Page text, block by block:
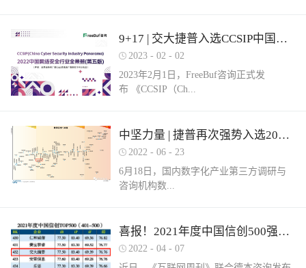
正复为奇：网络安全服务市场洞察报告》
（以下简称《报告》）。嘶吼安全产业研
六部分，即安全运营、安全集成、安全实
战、安全培训、安全咨询和安全保险。其
市场对捷普安全服务实力的高度认可。根
据嘶吼安全产业研究院自主调研的解决网
络安全集成需求数据显示：只有17%的参
与调研的企业可以提供此类需求的服务。
捷普安全集成服务不仅拥有多个省级信创
络安全需求。同时，捷普具备从业多年的
信息安全专业人才，具备专业的安全技术
服务团队，拥有CISSP、CCIE等资质，对
9+17 | 交大捷普入选CCSIP中国网络安全行业全景册（第五版）多项细分领域！
2023 - 02 - 02
2023年2月1日，FreeBuf咨询正式发
布 《CCSIP（Ch...
ina Cyber Security Panorama）2022 中国网
络安全行业全景册（第五版）》。捷普此
“主机防病毒”、“上网行为管理”、“抗
DDOS”、“SD-WAN”、“云WAF”、“网页防
全”、“NTA/NDR”、“SOC”、“SIEM”、“风
险及脆弱性管理”、“工业防火墙”和“工业
网络隔离系统/网闸”。捷普作为国内领先
中坚力量 | 捷普再次强势入选2022中国网络安全企业全国100强！
2022 - 06 - 23
6月18日，国内数字化产业第三方调研与
咨询机构数...
世咨询正式发布《2022年中国数字安全百
强报告》（以下简称百强报告）。百强报
喜报！2021年度中国信创500强榜单发布，捷普强势入围！
2022 - 04 - 07